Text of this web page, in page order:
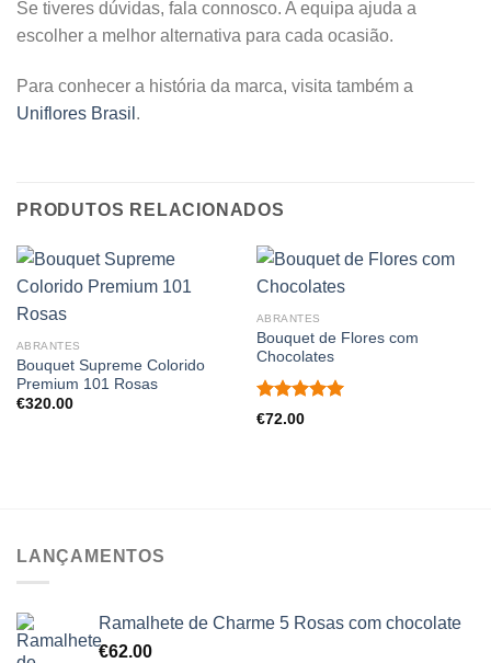
Se tiveres dúvidas, fala connosco. A equipa ajuda a
escolher a melhor alternativa para cada ocasião.
Para conhecer a história da marca, visita também a
Uniflores Brasil .
PRODUTOS RELACIONADOS
ABRANTES
Bouquet Supreme Colorido
Premium 101 Rosas
€320.00
ABRANTES
Bouquet de Flores com
Chocolates
Avaliação
€72.00
LANÇAMENTOS
Ramalhete de Charme 5 Rosas com chocolate
€62.00